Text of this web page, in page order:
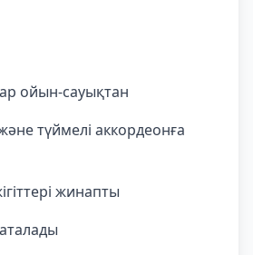
ойын-сауықтан
түймелі аккордеонға
жинапты